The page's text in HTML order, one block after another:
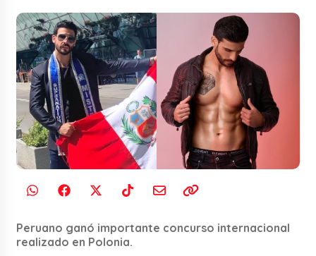
Peruano ganó importante concurso internacional
realizado en Polonia.